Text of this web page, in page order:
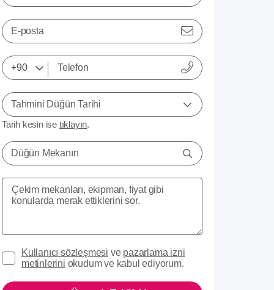
E-posta
Tahmini Düğün Tarihi
Tarih kesin ise tıklayın.
Düğün Mekanın
Kullanıcı sözleşmesi ve pazarlama izni
metinlerini okudum ve kabul ediyorum.